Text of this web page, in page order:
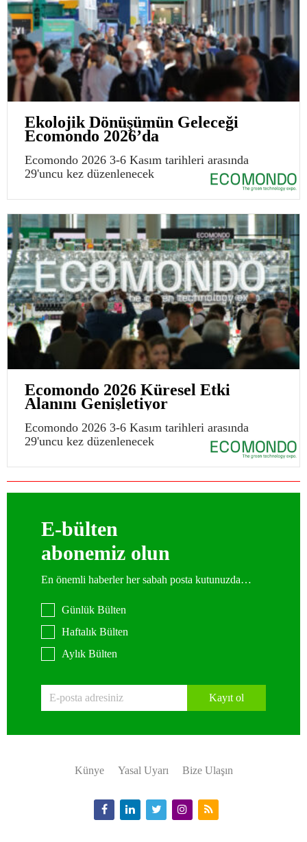
Ekolojik Dönüşümün Geleceği
Ecomondo 2026’da
Ecomondo 2026 3-6 Kasım tarihleri arasında
29'uncu kez düzenlenecek
Ecomondo 2026 Küresel Etki
Alanını Genişletiyor
Ecomondo 2026 3-6 Kasım tarihleri arasında
29'uncu kez düzenlenecek
E-bülten
abonemiz olun
En önemli haberler her sabah posta kutunuzda…
Günlük Bülten
Haftalık Bülten
Aylık Bülten
Kayıt ol
Künye Yasal Uyarı Bize Ulaşın